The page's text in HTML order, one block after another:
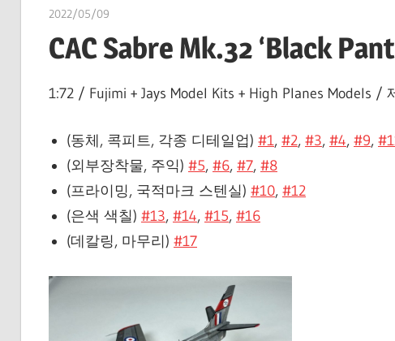
2022/05/09
CAC Sabre Mk.32 ‘Black
1:72 / Fujimi + Jays Model Kits + High Planes Models /
(동체, 콕피트, 각종 디테일업) #1, #2, #3, #4, #9,
(외부장착물, 주익) #5, #6, #7, #8
(프라이밍, 국적마크 스텐실) #10, #12
(은색 색칠) #13, #14, #15, #16
(데칼링, 마무리) #17